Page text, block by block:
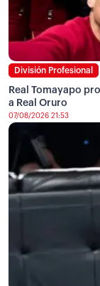
División Profesional
Real Tomayapo
a Real Oruro
07/08/2026 21:53